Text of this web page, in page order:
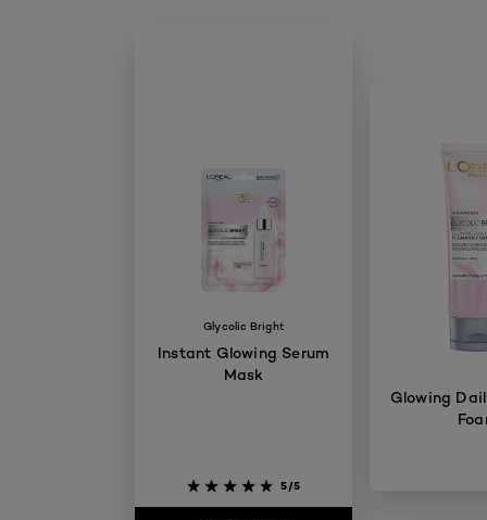
Glycolic Bright
Instant Glowing Serum
Mask
5/5
Glowing